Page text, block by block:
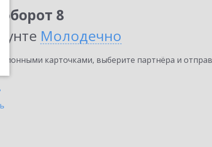
8
Молодечно
карточками, выберите партнёра и